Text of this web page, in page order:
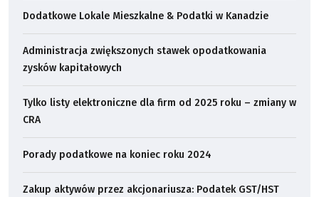
Dodatkowe Lokale Mieszkalne & Podatki w Kanadzie
Administracja zwiększonych stawek opodatkowania
zysków kapitałowych
Tylko listy elektroniczne dla firm od 2025 roku – zmiany w
CRA
Porady podatkowe na koniec roku 2024
Zakup aktywów przez akcjonariusza: Podatek GST/HST